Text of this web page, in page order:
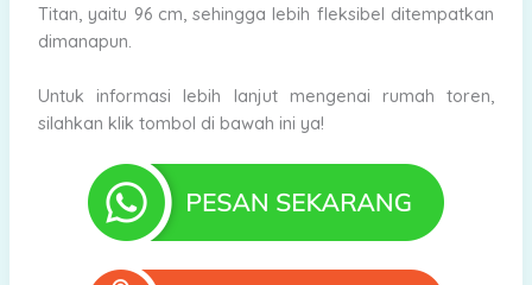
Titan, yaitu 96 cm, sehingga lebih fleksibel ditempatkan
dimanapun.
Untuk informasi lebih lanjut mengenai rumah toren,
silahkan klik tombol di bawah ini ya!